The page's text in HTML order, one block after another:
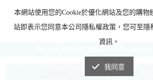
加入追蹤清單
本網站使用您的Cookie於優化網站及您的購物
站即表示您同意本公司隱私權政策，您可至隱
資訊。
我同意